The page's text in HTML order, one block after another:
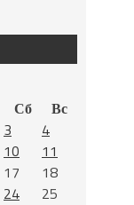
Сб
Вс
3
4
10
11
17
18
24
25